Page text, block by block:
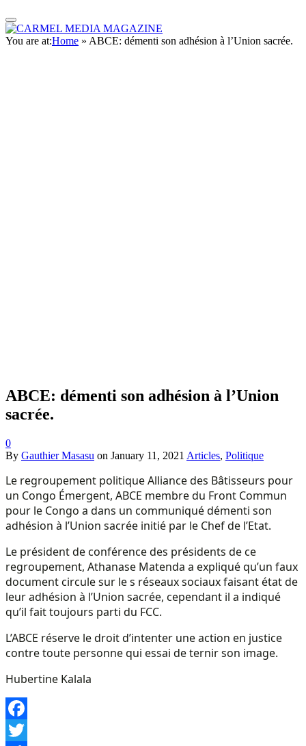
You are at:Home » ABCE: démenti son adhésion à l’Union sacrée.
ABCE: démenti son adhésion à l’Union
sacrée.
0
By Gauthier Masasu on January 11, 2021 Articles, Politique
Le regroupement politique Alliance des Bâtisseurs pour
un Congo Émergent, ABCE membre du Front Commun
pour le Congo a dans un communiqué démenti son
adhésion à l’Union sacrée initié par le Chef de l’Etat.
Le président de conférence des présidents de ce
regroupement, Athanase Matenda a expliqué qu’un faux
document circule sur le s réseaux sociaux faisant état de
leur adhésion à l’Union sacrée, cependant il a indiqué
qu’il fait toujours parti du FCC.
L’ABCE réserve le droit d’intenter une action en justice
contre toute personne qui essai de ternir son image.
Hubertine Kalala
Facebook